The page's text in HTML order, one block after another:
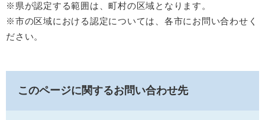
※県が認定する範囲は、町村の区域となります。
※市の区域における認定については、各市にお問い合わせく
ださい。
このページに関するお問い合わせ先